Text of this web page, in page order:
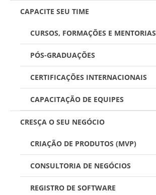
CAPACITE SEU TIME
CURSOS, FORMAÇÕES E MENTORIAS
PÓS-GRADUAÇÕES
CERTIFICAÇÕES INTERNACIONAIS
CAPACITAÇÃO DE EQUIPES
CRESÇA O SEU NEGÓCIO
CRIAÇÃO DE PRODUTOS (MVP)
CONSULTORIA DE NEGÓCIOS
REGISTRO DE SOFTWARE